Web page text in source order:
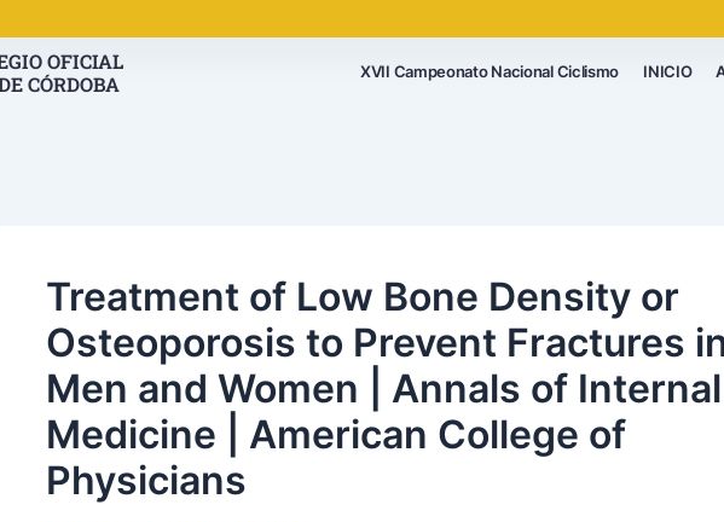
OFICIAL
CÓRDOBA
XVII Campeonato Nacional Ciclismo INICIO
Treatment of Low Bone Density or
Osteoporosis to Prevent Fractures
Men and Women | Annals of Internal
Medicine | American College of
Physicians